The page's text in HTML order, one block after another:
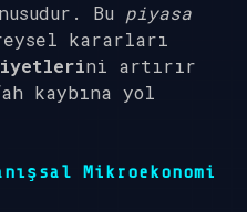
Bu piyasa
kararları
ni artırır
kaybına yol
Mikroekonomi